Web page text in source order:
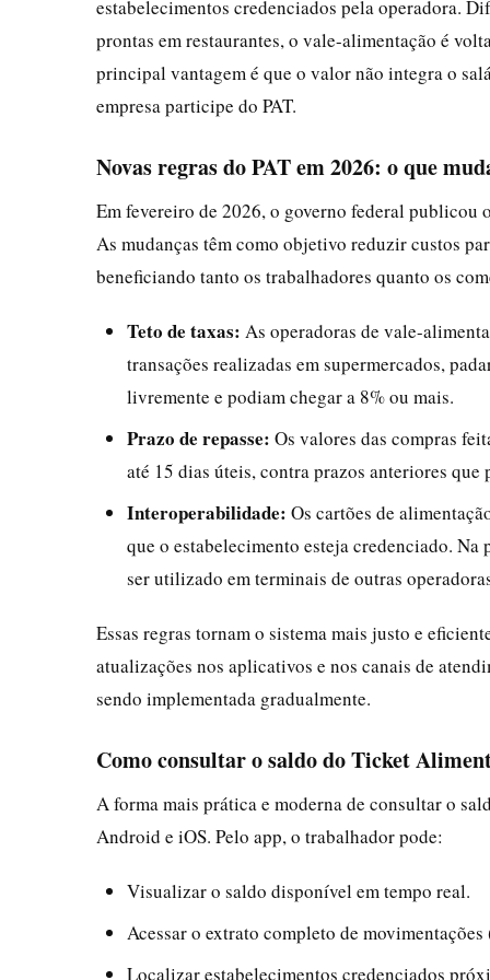
estabelecimentos credenciados pela operadora.
prontas em restaurantes, o vale-alimentação é
principal vantagem é que o valor não integra o
empresa participe do PAT.
Novas regras do PAT em 2026: o que
Em fevereiro de 2026, o governo federal publicou
As mudanças têm como objetivo reduzir custos
beneficiando tanto os trabalhadores quanto os
Teto de taxas: As operadoras de vale-
transações realizadas em supermercados,
livremente e podiam chegar a 8% ou mais.
Prazo de repasse: Os valores das compras
até 15 dias úteis, contra prazos anteriores que
Interoperabilidade: Os cartões de
que o estabelecimento esteja credenciado.
ser utilizado em terminais de outras
Essas regras tornam o sistema mais justo e
atualizações nos aplicativos e nos canais de
sendo implementada gradualmente.
Como consultar o saldo do Ticket
A forma mais prática e moderna de consultar o
Android e iOS. Pelo app, o trabalhador pode:
Visualizar o saldo disponível em tempo real.
Acessar o extrato completo de
Localizar estabelecimentos credenciados